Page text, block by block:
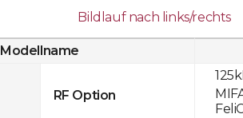
Bildlauf nach links/rechts
Modellname
RF Option